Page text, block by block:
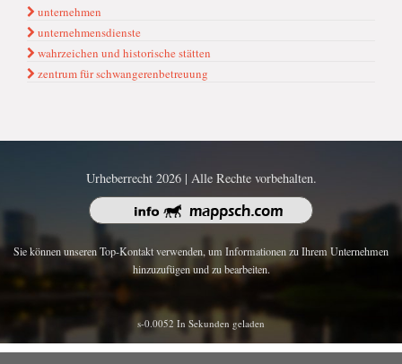
unternehmen
unternehmensdienste
wahrzeichen und historische stätten
zentrum für schwangerenbetreuung
Urheberrecht 2026 | Alle Rechte vorbehalten.
Sie können unseren Top-Kontakt verwenden, um Informationen zu Ihrem Unternehmen
hinzuzufügen und zu bearbeiten.
s-0.0052 In Sekunden geladen